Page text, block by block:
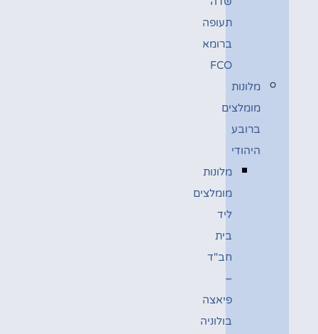
תעופה
ברומא
FCO
מלונות
מומלצים
ברובע
היהודי
מלונות
מומלצים
ליד
בית
חב"ד
–
פיאצה
בולוניה